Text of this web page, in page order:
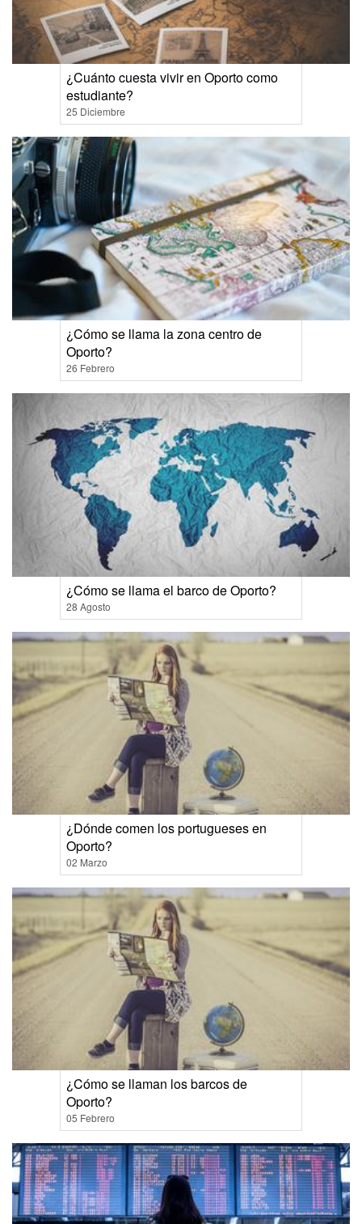
¿Cuánto cuesta vivir en Oporto como
estudiante?
25 Diciembre
¿Cómo se llama la zona centro de
Oporto?
26 Febrero
¿Cómo se llama el barco de Oporto?
28 Agosto
¿Dónde comen los portugueses en
Oporto?
02 Marzo
¿Cómo se llaman los barcos de
Oporto?
05 Febrero